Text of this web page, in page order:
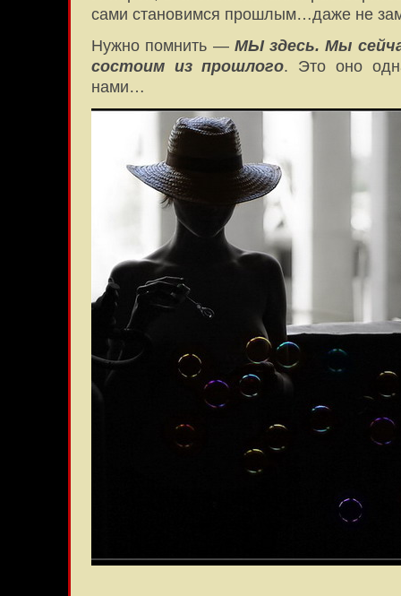
сами становимся прошлым…даже не
Нужно помнить — МЫ здесь. Мы
состоим из прошлого. Это оно
нами…